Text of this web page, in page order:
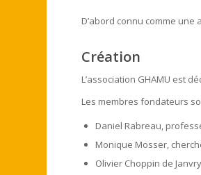
D’abord connu comme
Création
L’association GHAMU est
Les membres fondateurs
Daniel Rabreau,
Monique Mosser,
Olivier Choppin de